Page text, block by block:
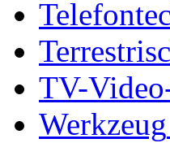
TV-
Werkzeug